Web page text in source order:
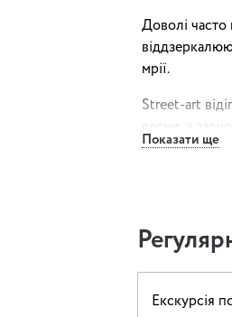
Доволі часто
мрії.
Street-art
весни, а
революції.
навчимося їх
справжню
Показати ще
Екскурсія